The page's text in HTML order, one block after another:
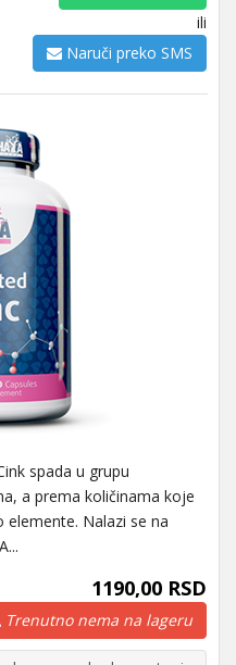
ili
Naruči preko SMS
spada u grupu
a prema količinama koje
Nalazi se na
1190,00 RSD
Trenutno nema na lageru